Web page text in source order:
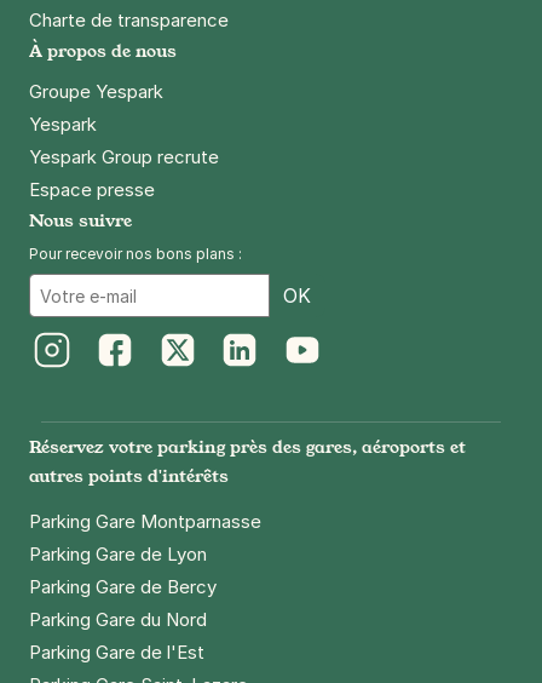
Charte de transparence
À propos de nous
Groupe Yespark
Yespark
Yespark Group recrute
Espace presse
Nous suivre
Pour recevoir nos bons plans :
OK
Réservez votre parking près des gares, aéroports et
autres points d'intérêts
Parking Gare Montparnasse
Parking Gare de Lyon
Parking Gare de Bercy
Parking Gare du Nord
Parking Gare de l'Est